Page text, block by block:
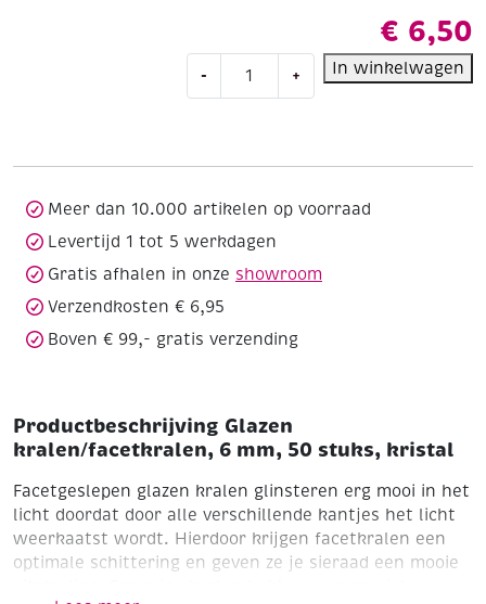
€ 6,50
-
kralen/facetkralen,
kristal
+ In winkelwagen
Meer dan 10.000 artikelen op voorraad
Levertijd 1 tot 5 werkdagen
Gratis afhalen in onze showroom
Verzendkosten € 6,95
Boven € 99,- gratis verzending
Productbeschrijving Glazen
kralen/facetkralen, 6 mm, 50 stuks, kristal
Facetgeslepen glazen kralen glinsteren erg mooi in het
licht doordat door alle verschillende kantjes het licht
weerkaatst wordt. Hierdoor krijgen facetkralen een
optimale schittering en geven ze je sieraad een mooie